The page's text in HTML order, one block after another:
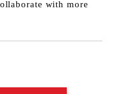
with more